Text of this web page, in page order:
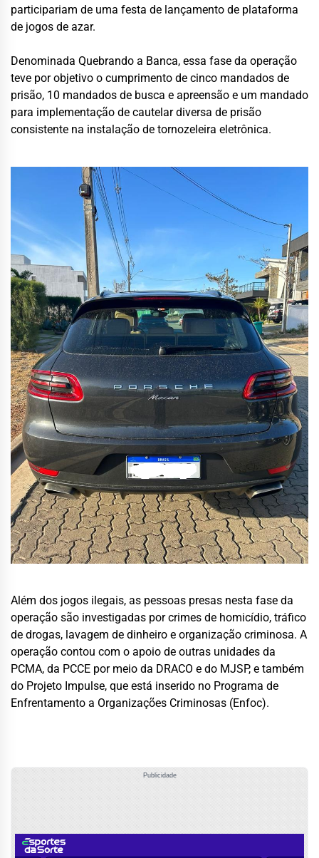
participariam de uma festa de lançamento de plataforma
de jogos de azar.
Denominada Quebrando a Banca, essa fase da operação
teve por objetivo o cumprimento de cinco mandados de
prisão, 10 mandados de busca e apreensão e um mandado
para implementação de cautelar diversa de prisão
consistente na instalação de tornozeleira eletrônica.
Além dos jogos ilegais, as pessoas presas nesta fase da
operação são investigadas por crimes de homicídio, tráfico
de drogas, lavagem de dinheiro e organização criminosa. A
operação contou com o apoio de outras unidades da
PCMA, da PCCE por meio da DRACO e do MJSP, e também
do Projeto Impulse, que está inserido no Programa de
Enfrentamento a Organizações Criminosas (Enfoc).
Publicidade